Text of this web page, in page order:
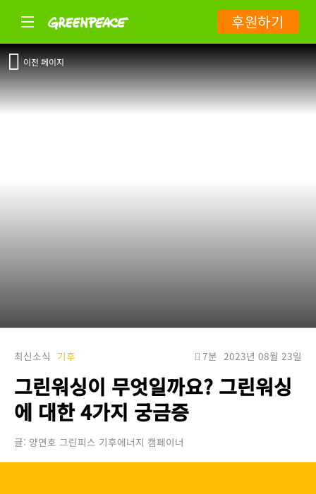
후원하기
이전 페이지
최신소식 기후 7분 2023년 08월 23일
그린워싱이 무엇일까요? 그린워싱
에 대한 4가지 궁금증
글: 양연호 그린피스 기후에너지 캠페이너